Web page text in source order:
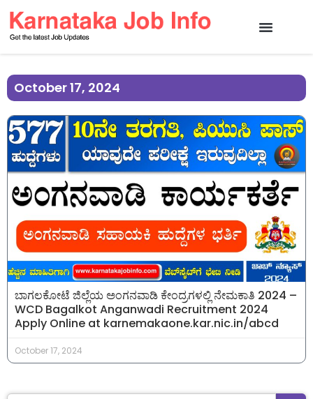
October 17, 2024
ಬಾಗಲಕೋಟೆ ಜಿಲ್ಲೆಯ ಅಂಗನವಾಡಿ ಕೇಂದ್ರಗಳಲ್ಲಿ ನೇಮಕಾತಿ 2024 –
WCD Bagalkot Anganwadi Recruitment 2024
Apply Online at karnemakaone.kar.nic.in/abcd
October 17, 2024